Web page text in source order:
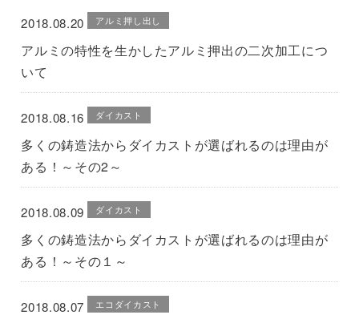
2018.08.20 アルミ押し出し
アルミの特性を生かしたアルミ押出の二次加工につ
いて
2018.08.16 ダイカスト
多くの鋳造法からダイカストが選ばれるのは理由が
ある！～その2～
2018.08.09 ダイカスト
多くの鋳造法からダイカストが選ばれるのは理由が
ある！～その１～
2018.08.07 エコダイカスト